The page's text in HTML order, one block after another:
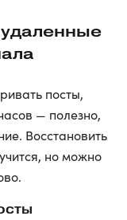
посты,
— полезно,
Восстановить
но можно